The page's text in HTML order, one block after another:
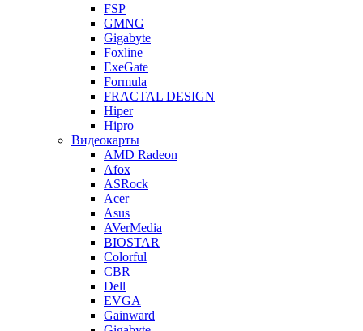
FSP
GMNG
Gigabyte
Foxline
ExeGate
Formula
FRACTAL DESIGN
Hiper
Hipro
Видеокарты
AMD Radeon
Afox
ASRock
Acer
Asus
AVerMedia
BIOSTAR
Colorful
CBR
Dell
EVGA
Gainward